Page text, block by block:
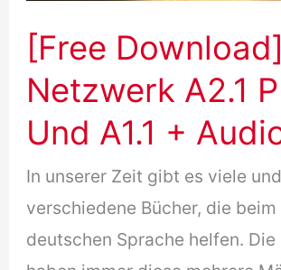
[Free Download]
Netzwerk A2.1
Und A1.1 +
In unserer Zeit gibt es viele und
verschiedene Bücher, die beim
deutschen Sprache helfen. Die